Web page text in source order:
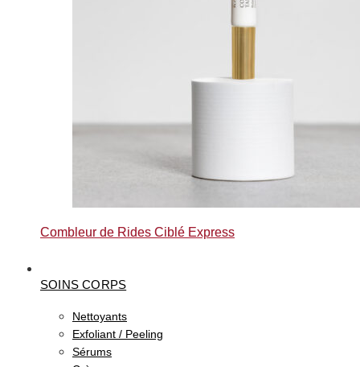
Combleur de Rides Ciblé Express
SOINS CORPS
Nettoyants
Exfoliant / Peeling
Sérums